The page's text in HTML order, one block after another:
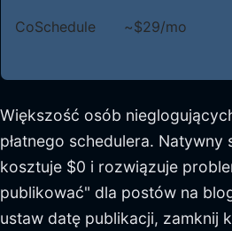
CoSchedule ~$29/mo
Większość osób
płatnego schedulera. Natywny
kosztuje $0 i rozwiązuje
publikować" dla postów na
ustaw datę publikacji, zamknij